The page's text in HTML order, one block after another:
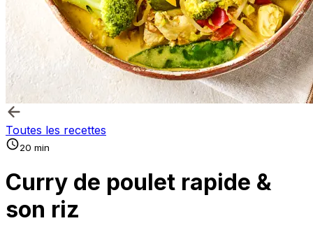
Toutes les recettes
20 min
Curry de poulet rapide &
son riz